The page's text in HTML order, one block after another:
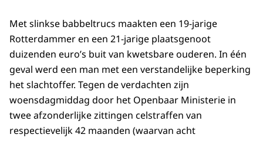
Met slinkse babbeltrucs maakten een 19-jarige
Rotterdammer en een 21-jarige plaatsgenoot
duizenden euro’s buit van kwetsbare ouderen. In één
geval werd een man met een verstandelijke beperking
het slachtoffer. Tegen de verdachten zijn
woensdagmiddag door het Openbaar Ministerie in
twee afzonderlijke zittingen celstraffen van
respectievelijk 42 maanden (waarvan acht